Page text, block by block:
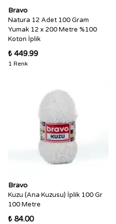
Bravo
Natura 12 Adet 100 Gram
Yumak 12 x 200 Metre %100
Koton İplik
₺ 449.99
1 Renk
Bravo
Kuzu (Ana Kuzusu) İplik 100 Gr
100 Metre
₺ 84.00